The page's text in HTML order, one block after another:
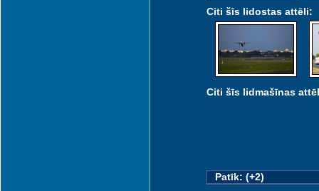
Citi šīs lidostas attēli:
Citi šīs lidmašīnas
Patīk: (+2)